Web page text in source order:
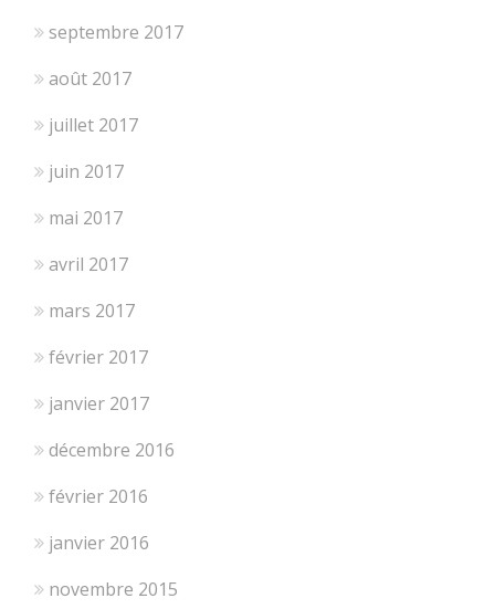
septembre 2017
août 2017
juillet 2017
juin 2017
mai 2017
avril 2017
mars 2017
février 2017
janvier 2017
décembre 2016
février 2016
janvier 2016
novembre 2015